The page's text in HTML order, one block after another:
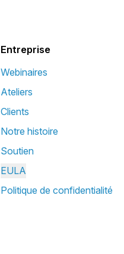
Entreprise
Webinaires
Ateliers
Clients
Notre histoire
Soutien
EULA
Politique de confidentialité